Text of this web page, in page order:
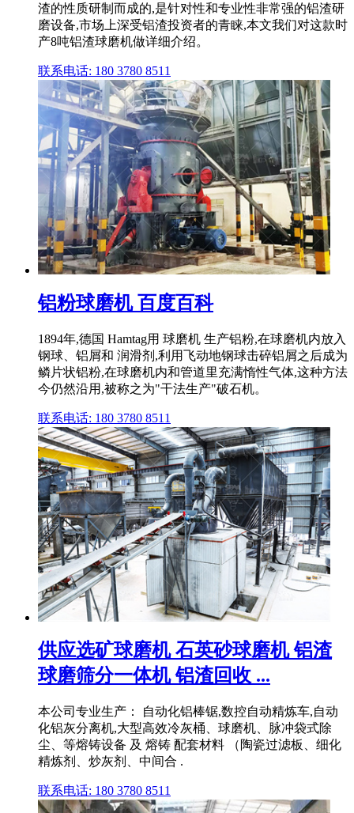
渣的性质研制而成的,是针对性和专业性非常强的铝渣研
磨设备,市场上深受铝渣投资者的青睐,本文我们对这款时
产8吨铝渣球磨机做详细介绍。
联系电话: 180 3780 8511
铝粉球磨机 百度百科
1894年,德国 Hamtag用 球磨机 生产铝粉,在球磨机内放入
钢球、铝屑和 润滑剂,利用飞动地钢球击碎铝屑之后成为
鳞片状铝粉,在球磨机内和管道里充满惰性气体,这种方法
今仍然沿用,被称之为"干法生产"破石机。
联系电话: 180 3780 8511
供应选矿球磨机 石英砂球磨机 铝渣
球磨筛分一体机 铝渣回收 ...
本公司专业生产： 自动化铝棒锯,数控自动精炼车,自动
化铝灰分离机,大型高效冷灰桶、球磨机、脉冲袋式除
尘、等熔铸设备 及 熔铸 配套材料 （陶瓷过滤板、细化
精炼剂、炒灰剂、中间合 .
联系电话: 180 3780 8511